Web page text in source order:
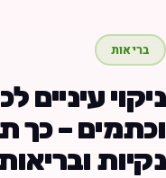
בריאות
עיניים
– כך
ובריאות